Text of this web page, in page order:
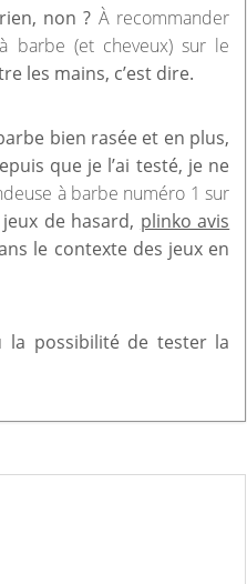
non ? À recommander
barbe (et cheveux) sur le
les mains, c’est dire.
bien rasée et en plus,
que je l’ai testé, je ne
à barbe numéro 1 sur
de hasard, plinko avis
le contexte des jeux en
la possibilité de tester la